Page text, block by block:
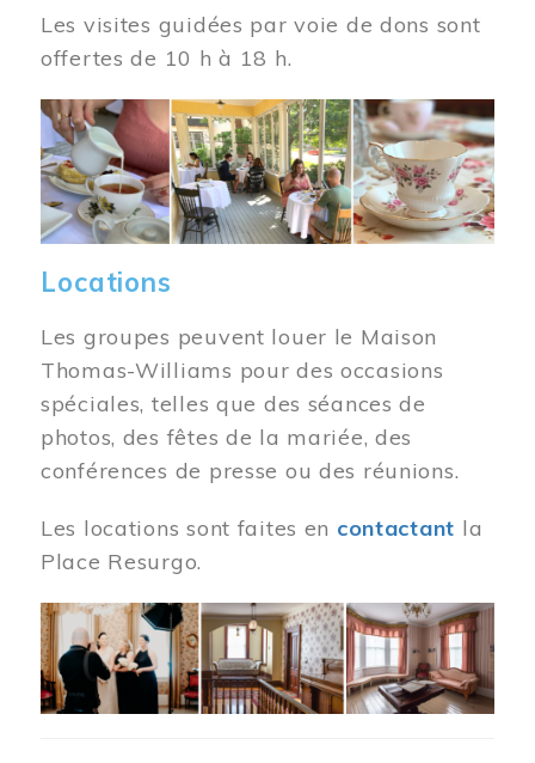
Les visites guidées par voie de dons sont
offertes de 10 h à 18 h.
Image
Locations
Les groupes peuvent louer le Maison
Thomas-Williams pour des occasions
spéciales, telles que des séances de
photos, des fêtes de la mariée, des
conférences de presse ou des réunions.
Les locations sont faites en contactant la
Place Resurgo.
Image